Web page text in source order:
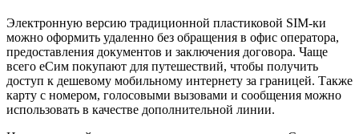
Электронную версию традиционной пластиковой SIM-ки
можно оформить удаленно без обращения в офис оператора,
предоставления документов и заключения договора. Чаще
всего еСим покупают для путешествий, чтобы получить
доступ к дешевому мобильному интернету за границей. Также
карту с номером, голосовыми вызовами и сообщения можно
использовать в качестве дополнительной линии.